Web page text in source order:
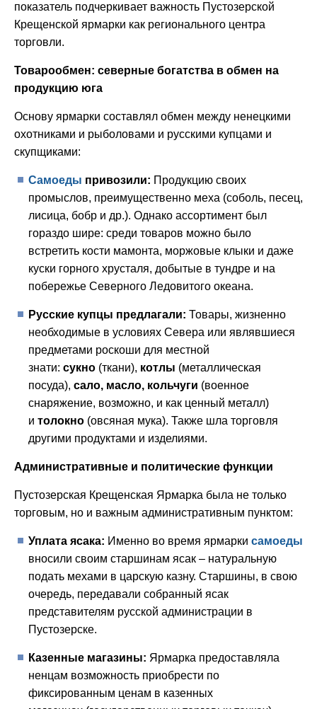
показатель подчеркивает важность Пустозерской
Крещенской ярмарки как регионального центра
торговли.
Товарообмен: северные богатства в обмен на
продукцию юга
Основу ярмарки составлял обмен между ненецкими
охотниками и рыболовами и русскими купцами и
скупщиками:
Самоеды привозили: Продукцию своих
промыслов, преимущественно меха (соболь, песец,
лисица, бобр и др.). Однако ассортимент был
гораздо шире: среди товаров можно было
встретить кости мамонта, моржовые клыки и даже
куски горного хрусталя, добытые в тундре и на
побережье Северного Ледовитого океана.
Русские купцы предлагали: Товары, жизненно
необходимые в условиях Севера или являвшиеся
предметами роскоши для местной
знати: сукно (ткани), котлы (металлическая
посуда), сало, масло, кольчуги (военное
снаряжение, возможно, и как ценный металл)
и толокно (овсяная мука). Также шла торговля
другими продуктами и изделиями.
Административные и политические функции
Пустозерская Крещенская Ярмарка была не только
торговым, но и важным административным пунктом:
Уплата ясака: Именно во время ярмарки самоеды
вносили своим старшинам ясак – натуральную
подать мехами в царскую казну. Старшины, в свою
очередь, передавали собранный ясак
представителям русской администрации в
Пустозерске.
Казенные магазины: Ярмарка предоставляла
ненцам возможность приобрести по
фиксированным ценам в казенных